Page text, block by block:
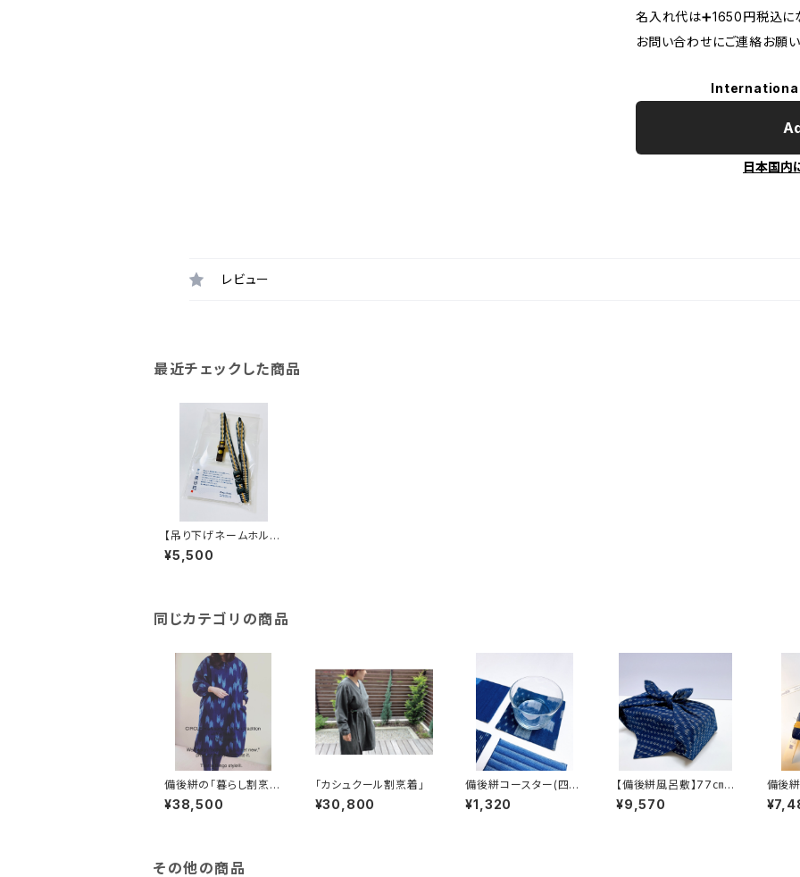
名入れ代は➕1650円税込に
お問い合わせにご連絡お願い
日本国内
レビュー
最近チェックした商品
【吊り下げネームホルダ
ー】(真田紐・革)
¥5,500
同じカテゴリの商品
備後絣の「暮らし割烹
着」
¥38,500
「カシュクール割烹着」
¥30,800
備後絣コースター(四角
タイプ)
¥1,320
【備後絣風呂敷】77㎝
角
¥9,570
備後
その他の商品